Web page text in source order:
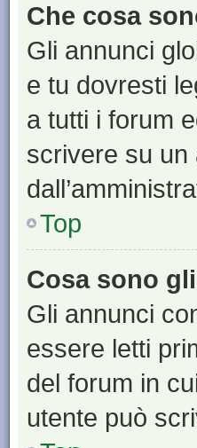
Che cosa
Gli annunci
e tu dovresti
a tutti i forum
scrivere su un
Top
Cosa sono
Gli annunci
essere letti
del forum in
utente può